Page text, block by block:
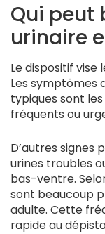
Qui peut
urinaire
Le dispositif vise
Les symptômes
typiques sont
fréquents ou
D’autres
urines troubles
bas-ventre.
sont beaucoup
adulte. Cette
rapide au